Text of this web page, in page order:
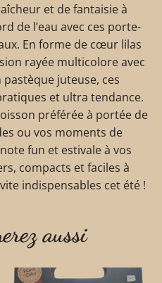
et de fantaisie à
de l’eau avec ces porte-
En forme de cœur lilas
rayée multicolore avec
juteuse, ces
et ultra tendance.
préférée à portée de
ou vos moments de
fun et estivale à vos
compacts et faciles à
indispensables cet été !
aussi